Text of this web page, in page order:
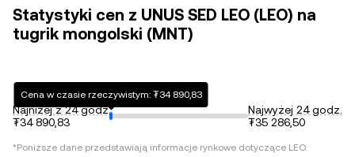
Statystyki cen z UNUS SED LEO (LEO) na
tugrik mongolski (MNT)
Najniżej z 24 godz.
₮34 890,83
Cena w czasie rzeczywistym: ₮34 890,83
Najwyżej 24 godz.
₮35 286,50
*Poniższe dane przedstawiają informacje rynkowe dotyczące LEO.